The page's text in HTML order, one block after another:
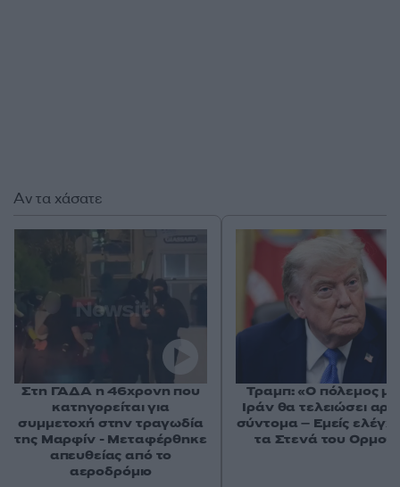
Αν τα χάσατε
Στη ΓΑΔΑ η 46χρονη που
κατηγορείται για
συμμετοχή στην τραγωδία
της Μαρφίν - Μεταφέρθηκε
απευθείας από το
αεροδρόμιο
Τραμπ: «Ο πόλεμος με
Ιράν θα τελειώσει
σύντομα – Εμείς
τα Στενά του